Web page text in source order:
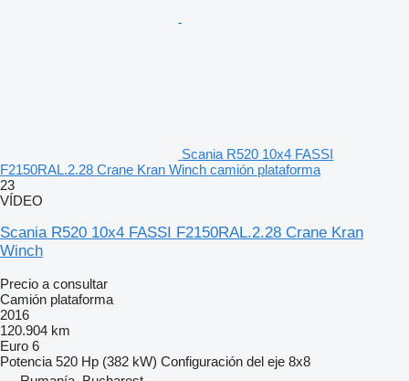
Scania R520 10x4 FASSI
F2150RAL.2.28 Crane Kran Winch camión plataforma
23
VÍDEO
Scania R520 10x4 FASSI F2150RAL.2.28 Crane Kran
Winch
Precio a consultar
Camión plataforma
2016
120.904 km
Euro 6
Potencia 520 Hp (382 kW) Configuración del eje 8x8